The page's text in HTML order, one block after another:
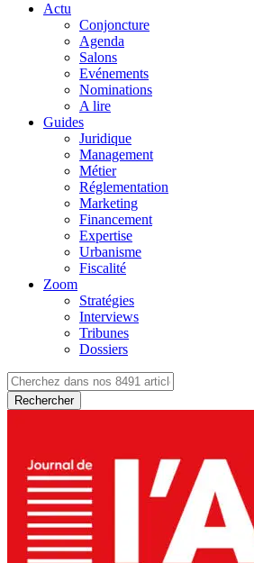
Actu
Conjoncture
Agenda
Salons
Evénements
Nominations
A lire
Guides
Juridique
Management
Métier
Réglementation
Marketing
Financement
Expertise
Urbanisme
Fiscalité
Zoom
Stratégies
Interviews
Tribunes
Dossiers
Rechercher